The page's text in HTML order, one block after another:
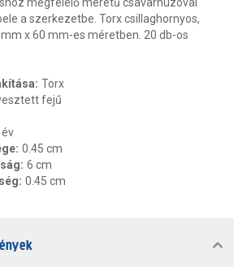
megfelelő méretű csavarhúzóval
a szerkezetbe. Torx csillaghornyos,
x 60 mm-es méretben. 20 db-os
: Torx
fejű
: 0.45 cm
: 6 cm
: 0.45 cm